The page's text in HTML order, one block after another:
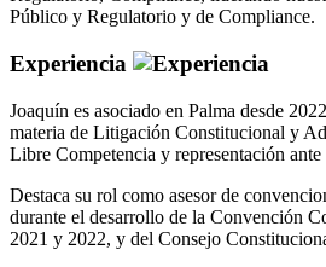
Público y Regulatorio y de Compliance.
Experiencia
Joaquín es asociado en Palma desde
materia de Litigación Constitucional y
Libre Competencia y representación ante
Destaca su rol como asesor de
durante el desarrollo de la Convención
2021 y 2022, y del Consejo